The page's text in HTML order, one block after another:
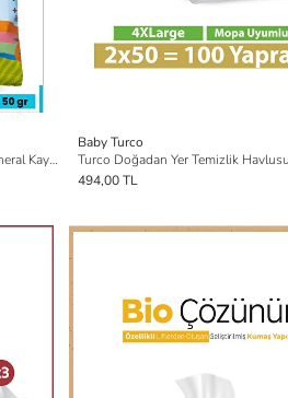
Organik Elma Sulu Vitamin Ve Mineral Kaynağı Bebek, Çocuk Atıştırmalığı - Mandalinalı 50 G
Baby Turco
494,00 TL